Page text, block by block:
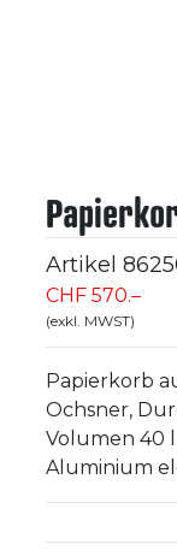
Artikel
CHF 570.–
(exkl. MWST)
Papierkorb
Ochsner,
Volumen 40
Aluminium